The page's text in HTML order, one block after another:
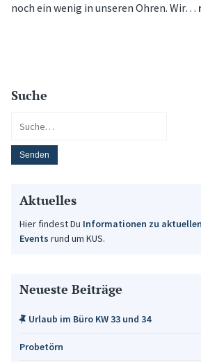
noch ein wenig in unseren Ohren. Wir…
Suche
Aktuelles
Hier findest Du Informationen zu
Events rund um KUS.
Neueste Beiträge
Urlaub im Büro KW 33 und 34
Probetörn